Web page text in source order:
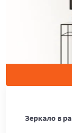
Зеркало в